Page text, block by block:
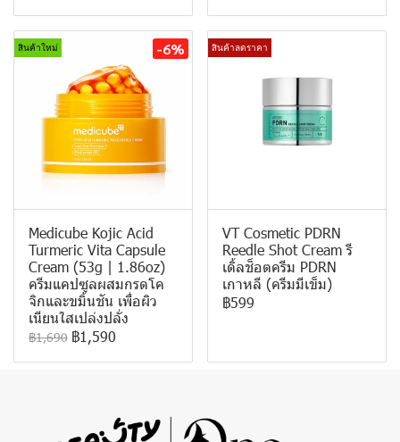
สินค้าใหม่ -6%
Medicube Kojic Acid
Turmeric Vita Capsule
Cream (53g | 1.86oz)
ครีมแคปซูลผสมกรดโค
จิกและขมิ้นชัน เพื่อผิว
เนียนใสเปล่งปลั่ง
฿1,690 ฿1,590
สินค้าลดราคา
VT Cosmetic PDRN
Reedle Shot Cream รี
เดิ้ลช็อตครีม PDRN
เกาหลี (ครีมมีเข็ม)
฿599